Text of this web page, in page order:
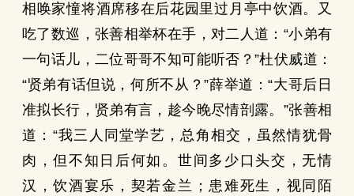
相唤家憧将酒席移在后花园里过月亭中饮酒。又
吃了数巡，张善相举杯在手，对二人道：“小弟有
一句话儿，二位哥哥不知可能听否？”杜伏威道：
“贤弟有话但说，何所不从？”薛举道：“大哥后日
准拟长行，贤弟有言，趁今晚尽情剖露。”张善相
道：“我三人同堂学艺，总角相交，虽然情犹骨
肉，但不知日后何如。世间多少口头交，无情
汉，饮酒宴乐，契若金兰；患难死生，视同陌